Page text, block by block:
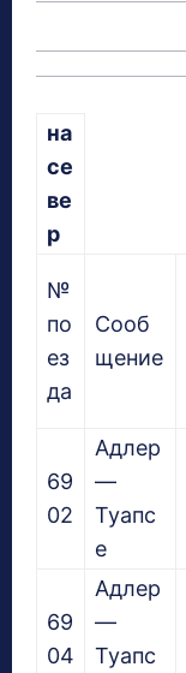
на
се
ве
р
№
по
ез
да
Сооб
щение
69
02
Адлер
—
Туапс
е
69
04
Адлер
—
Туапс